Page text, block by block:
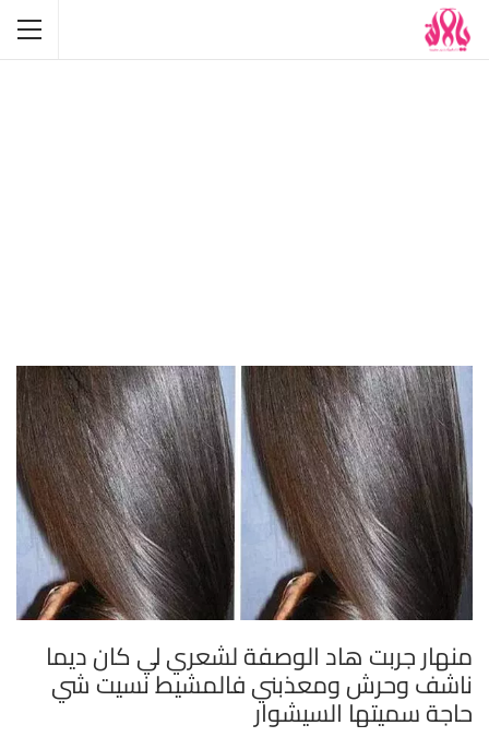
منهار جربت هاد الوصفة لشعري لي كان ديما
ناشف وحرش ومعذبني فالمشيط نسيت شي
حاجة سميتها السيشوار